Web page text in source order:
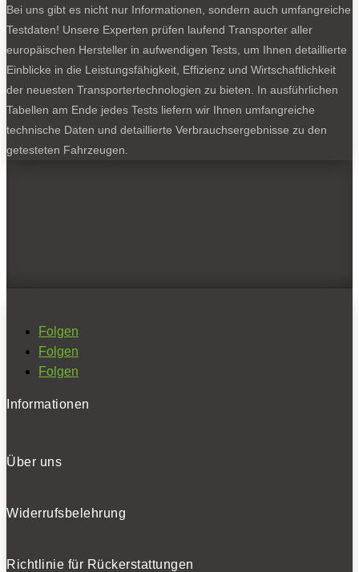
Bei uns gibt es nicht nur Informationen, sondern auch umfangreiche
Testdaten! Unsere Experten prüfen laufend Transporter aller
europäischen Hersteller in aufwendigen Tests, um Ihnen detaillierte
Einblicke in die Leistungsfähigkeit, Effizienz und Wirtschaftlichkeit
der neuesten Transportertechnologien zu bieten. In ausführlichen
Tabellen am Ende jedes Tests liefern wir Ihnen umfangreiche
technische Daten und detaillierte Verbrauchsergebnisse zu den
getesteten Fahrzeugen.
Folgen
Folgen
Folgen
Informationen
Über uns
Widerrufsbelehrung
Richtlinie für Rückerstattungen